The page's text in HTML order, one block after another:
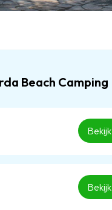
Beach Camping
Bekijk
Bekijk